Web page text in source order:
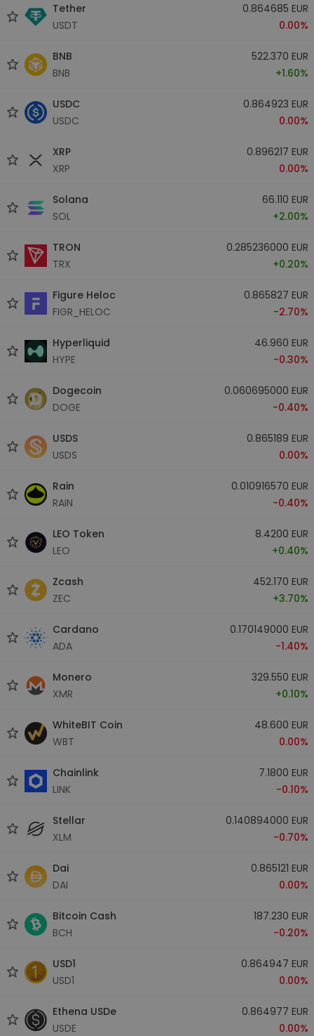
Tether
USDT
0.864685 EUR
0.00%
BNB
BNB
522.370 EUR
+1.60%
USDC
USDC
0.864923 EUR
0.00%
XRP
XRP
0.896217 EUR
0.00%
Solana
SOL
66.110 EUR
+2.00%
TRON
TRX
0.285236000 EUR
+0.20%
Figure Heloc
FIGR_HELOC
0.865827 EUR
-2.70%
Hyperliquid
HYPE
46.960 EUR
-0.30%
Dogecoin
DOGE
0.060695000 EUR
-0.40%
USDS
USDS
0.865189 EUR
0.00%
Rain
RAIN
0.010916570 EUR
-0.40%
LEO Token
LEO
8.4200 EUR
+0.40%
Zcash
ZEC
452.170 EUR
+3.70%
Cardano
ADA
0.170149000 EUR
-1.40%
Monero
XMR
329.550 EUR
+0.10%
WhiteBIT Coin
WBT
48.600 EUR
0.00%
Chainlink
LINK
7.1800 EUR
-0.10%
Stellar
XLM
0.140894000 EUR
-0.70%
Dai
DAI
0.865121 EUR
0.00%
Bitcoin Cash
BCH
187.230 EUR
-0.20%
USD1
USD1
0.864947 EUR
0.00%
Ethena USDe
USDE
0.864977 EUR
0.00%